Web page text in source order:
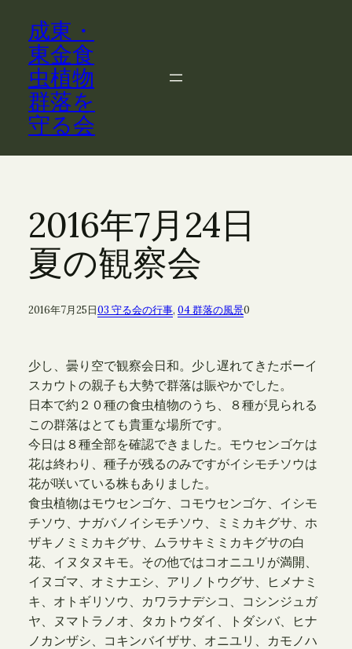
成東・
東金食
虫植物
群落を
守る会
2016年7月24日
夏の観察会
2016年7月25日03 守る会の行事, 04 群落の風景0
少し、曇り空で観察会日和。少し遅れてきたボーイ
スカウトの親子も大勢で群落は賑やかでした。
日本で約２０種の食虫植物のうち、８種が見られる
この群落はとても貴重な場所です。
今日は８種全部を確認できました。モウセンゴケは
花は終わり、種子が残るのみですがイシモチソウは
花が咲いている株もありました。
食虫植物はモウセンゴケ、コモウセンゴケ、イシモ
チソウ、ナガバノイシモチソウ、ミミカキグサ、ホ
ザキノミミカキグサ、ムラサキミミカキグサの白
花、イヌタヌキモ。その他ではコオニユリが満開、
イヌゴマ、オミナエシ、アリノトウグサ、ヒメナミ
キ、オトギリソウ、カワラナデシコ、コシンジュガ
ヤ、ヌマトラノオ、タカトウダイ、トダシバ、ヒナ
ノカンザシ、コキンバイザサ、オニユリ、カモノハ